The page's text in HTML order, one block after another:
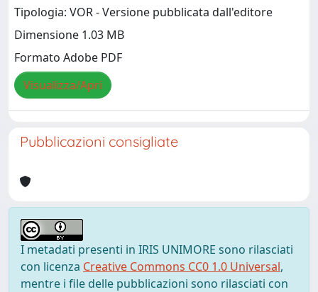
Tipologia: VOR - Versione pubblicata dall'editore
Dimensione 1.03 MB
Formato Adobe PDF
Visualizza/Apri
Pubblicazioni consigliate
I metadati presenti in IRIS UNIMORE sono rilasciati
con licenza Creative Commons CC0 1.0 Universal,
mentre i file delle pubblicazioni sono rilasciati con